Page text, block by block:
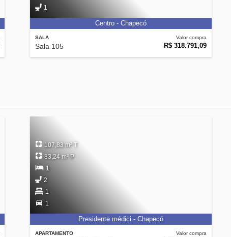
SALA
Sala 105
Valor compra
R$ 318.791,09
1
Centro - Chapecó
APARTAMENTO Valor compra
107,83 m² T
83,24 m² P
1
2
1
1
Presidente médici - Chapecó